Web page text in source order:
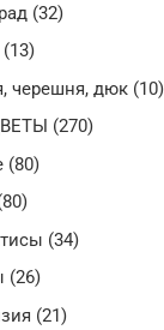
(32)
черешня, дюк (10)
(270)
(80)
(34)
(26)
(21)